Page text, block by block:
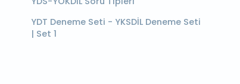
YDT Deneme Seti - YKSDİL Deneme Seti
| Set 1